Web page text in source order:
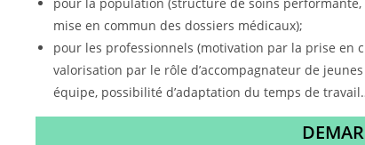
mise en commun des dossiers médicaux);
pour les professionnels (motivation par la prise en
valorisation par le rôle d’accompagnateur de
équipe, possibilité d’adaptation du temps de